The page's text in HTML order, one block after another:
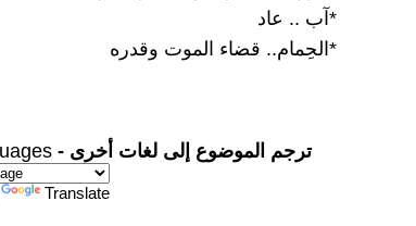
*آب .. عاد
*الحِمام.. قضاء الموت وقدره
ترجم الموضوع إلى لغات أخرى -
Translate